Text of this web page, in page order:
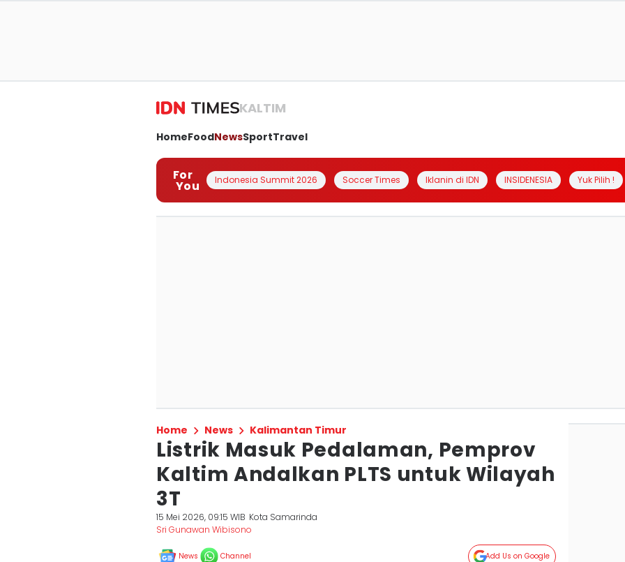
KALTIM
HomeFoodNewsSportTravel
For
You Indonesia Summit 2026 Soccer Times Iklanin di IDN INSIDENESIA Yuk Pilih !
Home News Kalimantan Timur
Listrik Masuk Pedalaman, Pemprov
Kaltim Andalkan PLTS untuk Wilayah
3T
15 Mei 2026, 09:15 WIB Kota Samarinda
Sri Gunawan Wibisono
News Channel Add Us on Google